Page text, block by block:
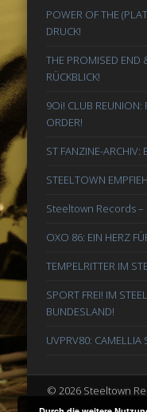
POWER OF THE
DRUCK!
THE PROMISED END
RÜCKBLICK!
9Oi! CLUB REUNION:
ORDER!
ST FANZINE-ARCHIV:
STEELTOWN
Steeltown Records
OXO 86: EIN HERZ
TEMPELRITTER IM
SPORT FREI! IM
BUNDESLAND!
UVPRV80: CAMELLIA
© 2026 Steeltown